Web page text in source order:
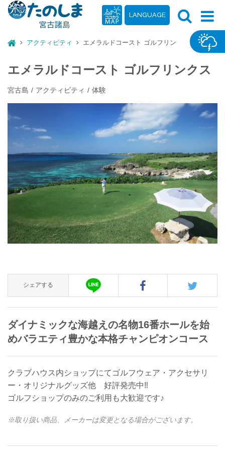
LANGUAGE
アクティビティ エメラルドコースト ゴルフリンクス
エメラルドコースト ゴルフリンクス
宮古島 アクティビティ 体験
シェアする
ダイナミックな海越えの名物16番ホールを始
めバラエティ豊かな本格チャンピオンコース
クラブハウス内ショップにてゴルフウェア・アクセサリ
ー・オリジナルグッズ他 好評発売中‼
ゴルフショップのみのご利用も大歓迎です♪
※取り扱い商品、メーカーは変更となる場合がございます。